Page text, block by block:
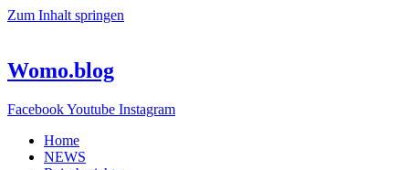
Zum Inhalt springen
Womo.blog
FacebookYoutube Instagram
Home
NEWS